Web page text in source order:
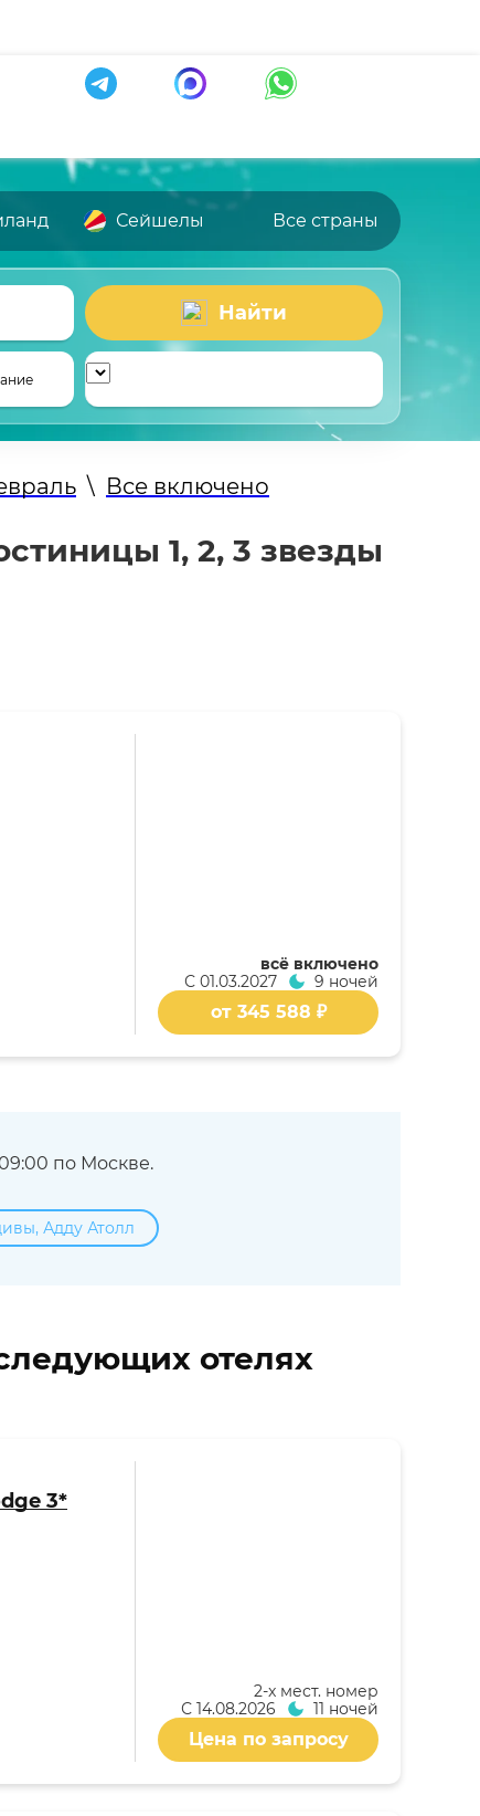
Сейшелы Все страны
Найти
\ Все включено
1, 2, 3 звезды
всё включено
С 01.03.2027 9 ночей
от 345 588 ₽
по Москве.
Адду Атолл
отелях
3*
2-x мест. номер
С 14.08.2026 11 ночей
Цена по запросу